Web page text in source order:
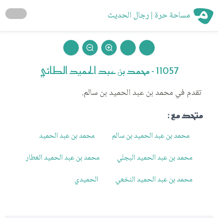
مساحة حرة | رجال الحديث
11057 - محمد بن عبد الحميد الطائي
تقدم في محمد بن عبد الحميد بن سالم.
متحد مع :
محمد بن عبد الحميد بن سالم
محمد بن عبد الحميد
محمد بن عبد الحميد البجلي
محمد بن عبد الحميد العطار
محمد بن عبد الحميد النخعي
الحميدي